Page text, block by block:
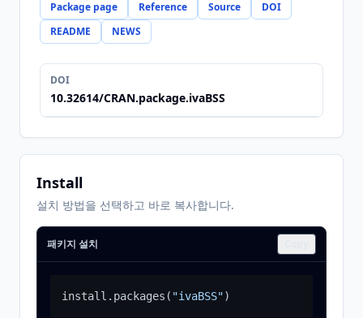
Package page Reference Source
DOI
README
NEWS
DOI
10.32614/CRAN.package.ivaBSS
Install
설치 방법을 선택하고 바로 복사합니다.
패키지 설치
install.packages ( "ivaBSS")